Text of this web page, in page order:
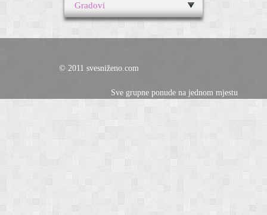
Gradovi
© 2011 svesniženo.com
Sve grupne ponude na jednom mjestu